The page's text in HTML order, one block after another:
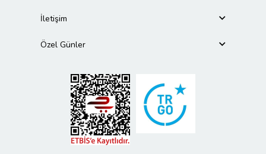
İletişim
Özel Günler